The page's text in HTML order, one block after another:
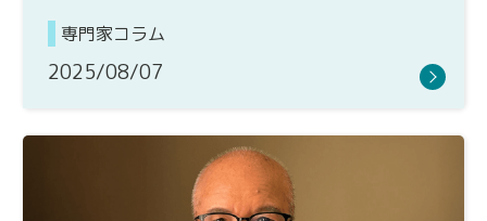
専門家コラム
2025/08/07